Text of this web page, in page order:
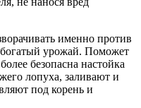
именно против
урожай. Поможет
безопасна настойка
лопуха, заливают и
под корень и